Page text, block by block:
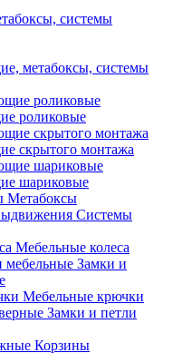
системы
метабоксы, системы
роликовые
скрытого монтажа
шариковые
Метабоксы
Системы
Мебельные колеса
Замки и
Мебельные крючки
Замки и петли
Корзины